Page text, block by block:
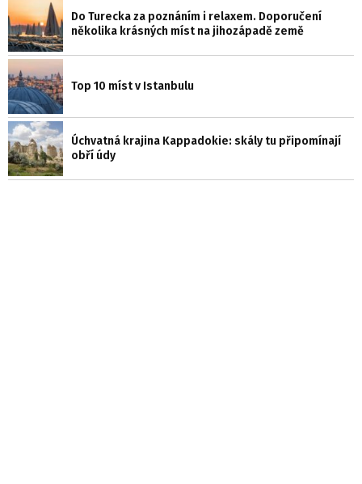
Do Turecka za poznáním i relaxem. Doporučení
několika krásných míst na jihozápadě země
Top 10 míst v Istanbulu
Úchvatná krajina Kappadokie: skály tu připomínají
obří údy